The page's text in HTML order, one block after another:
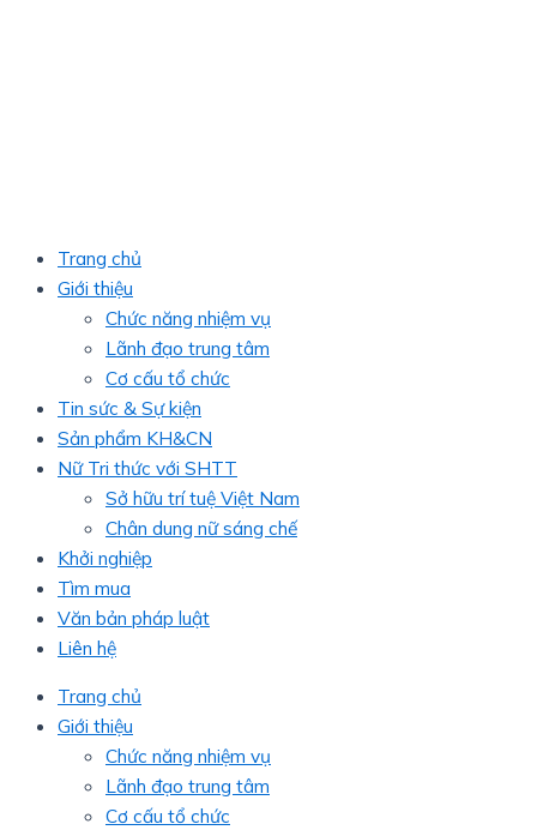
Trang chủ
Giới thiệu
Chức năng nhiệm vụ
Lãnh đạo trung tâm
Cơ cấu tổ chức
Tin sức & Sự kiện
Sản phẩm KH&CN
Nữ Tri thức với SHTT
Sở hữu trí tuệ Việt Nam
Chân dung nữ sáng chế
Khởi nghiệp
Tìm mua
Văn bản pháp luật
Liên hệ
Trang chủ
Giới thiệu
Chức năng nhiệm vụ
Lãnh đạo trung tâm
Cơ cấu tổ chức